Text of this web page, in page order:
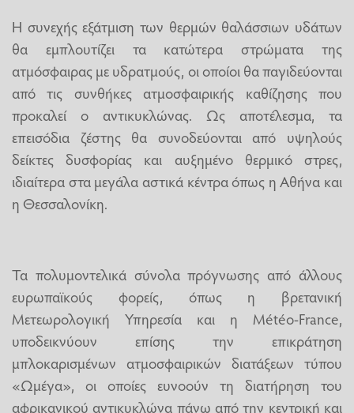
Η συνεχής εξάτμιση των θερμών θαλάσσιων υδάτων
θα εμπλουτίζει τα κατώτερα στρώματα της
ατμόσφαιρας με υδρατμούς, οι οποίοι θα παγιδεύονται
από τις συνθήκες ατμοσφαιρικής καθίζησης που
προκαλεί ο αντικυκλώνας. Ως αποτέλεσμα, τα
επεισόδια ζέστης θα συνοδεύονται από υψηλούς
δείκτες δυσφορίας και αυξημένο θερμικό στρες,
ιδιαίτερα στα μεγάλα αστικά κέντρα όπως η Αθήνα και
η Θεσσαλονίκη.
Τα πολυμοντελικά σύνολα πρόγνωσης από άλλους
ευρωπαϊκούς φορείς, όπως η βρετανική
Μετεωρολογική Υπηρεσία και η Météo-France,
υποδεικνύουν επίσης την επικράτηση
μπλοκαρισμένων ατμοσφαιρικών διατάξεων τύπου
«Ωμέγα», οι οποίες ευνοούν τη διατήρηση του
αφρικανικού αντικυκλώνα πάνω από την κεντρική και